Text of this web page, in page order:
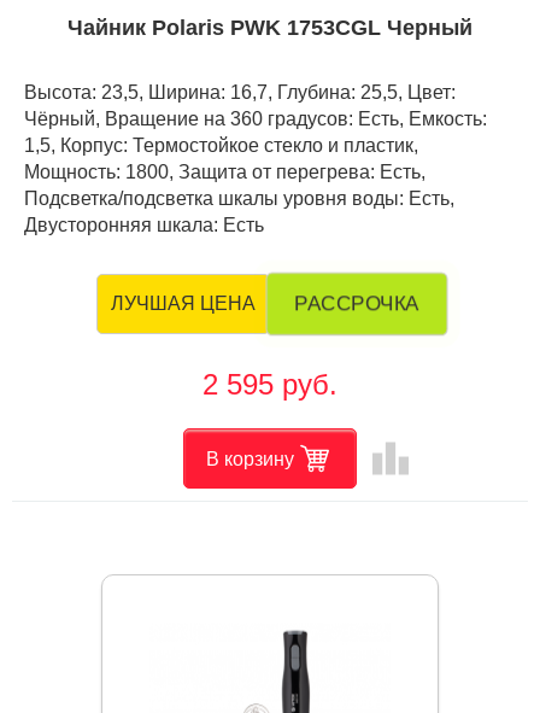
Чайник Polaris PWK 1753CGL Черный
Высота: 23,5, Ширина: 16,7, Глубина: 25,5, Цвет:
Чёрный, Вращение на 360 градусов: Есть, Емкость:
1,5, Корпус: Термостойкое стекло и пластик,
Мощность: 1800, Защита от перегрева: Есть,
Подсветка/подсветка шкалы уровня воды: Есть,
Двусторонняя шкала: Есть
ЛУЧШАЯ ЦЕНА РАССРОЧКА
2 595 руб.
В корзину leaderboard